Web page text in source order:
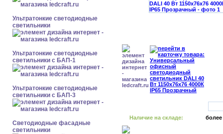
Ультратонкие светодиодные
светильники
Ультратонкие светодиодные
светильники с БАП-1
Ультратонкие светодиодные
светильники с БАП-3
Светодиодные фасадные
светильники
Наличие на складе: более